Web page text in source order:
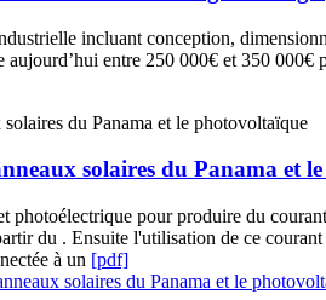
incluant conception,
aujourd’hui entre 250 000€ et 350 000€
solaires du Panama et
pour produire du
du . Ensuite l'utilisation de ce
à un [pdf]
solaires du Panama et le